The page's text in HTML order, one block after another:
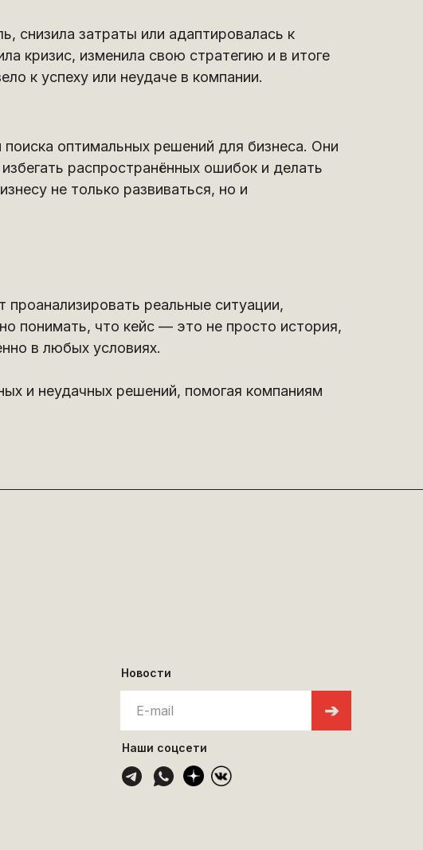
снизила затраты или адаптировалась к
кризис, изменила свою стратегию и в итоге
к успеху или неудаче в компании.
оптимальных решений для бизнеса. Они
распространённых ошибок и делать
не только развиваться, но и
реальные ситуации,
понимать, что кейс — это не просто история,
в любых условиях.
и неудачных решений, помогая компаниям
Новости
Наши соцсети
➔